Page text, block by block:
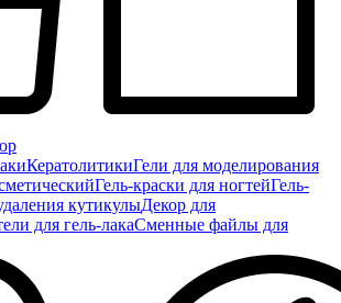
КератолитикиГели для моделирования
Гель-краски для ногтейГель-
кутикулыДекор для
для гель-лакаСменные файлы для